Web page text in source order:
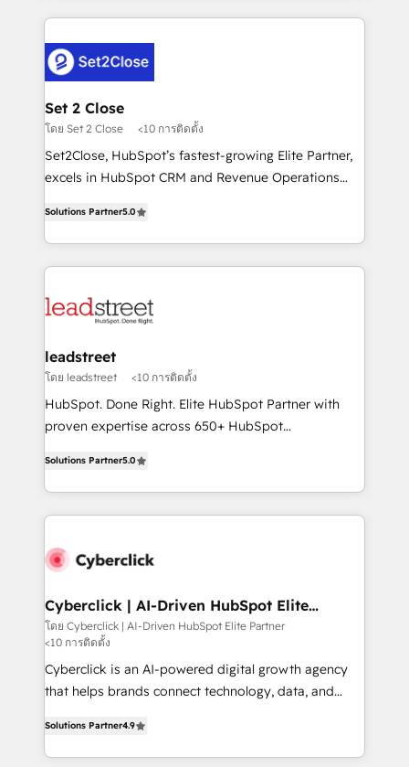
respuestas para empezar. Te ayudamos a identificar
el primer caso de uso que más impacto te dará.
días.
HubSpot projects for mid-market and enterprise
combine HubSpot, data, and AI to design connected
go-to-market systems that align people, process,
and technology for predictable, scalable revenue
growth. Our expertise spans RevOps, CRM and data
architecture, AI enablement, and strategic marketing,
delivered through our proprietary FLAIR framework
Partner and ISO 27001:2022 certified consultancy,
we blend strategy, creativity, and technology to help
Set 2 Close
โดย Set 2 Close <10 การติดตั้ง
Set2Close, HubSpot’s fastest-growing Elite Partner,
excels in HubSpot CRM and Revenue Operations
As a top HubSpot Elite Partner, we specialize in
custom HubSpot CRM solutions. Our experts design,
implement, and optimize systems to enhance user
marketing, and service teams. From setup to
management, and speed up deal closures. With 500+
projects completed, our Agile approach ensures your
HubSpot CRM drives measurable results. Our
RevOps services align your sales, marketing, and
optimize the revenue lifecycle—lead generation to
retention—by refining processes and eliminating
maximize profitability and adapt to your goals.
Solutions Partner5.0
leadstreet
โดย leadstreet <10 การติดตั้ง
HubSpot. Done Right. Elite HubSpot Partner with
proven expertise across 650+ HubSpot
experience, we help you use the HubSpot platform
to its fullest capacity, improve your current HubSpot
website, or build your new one.
Solutions Partner5.0
Cyberclick | AI-Driven HubSpot Elite
Partner
โดย Cyberclick | AI-Driven HubSpot Elite Partner
<10 การติดตั้ง
Cyberclick is an AI-powered digital growth agency
that helps brands connect technology, data, and
Barcelona and operating across Spain, LATAM, and
the UK, we support global companies in building
Solutions Partner4.9